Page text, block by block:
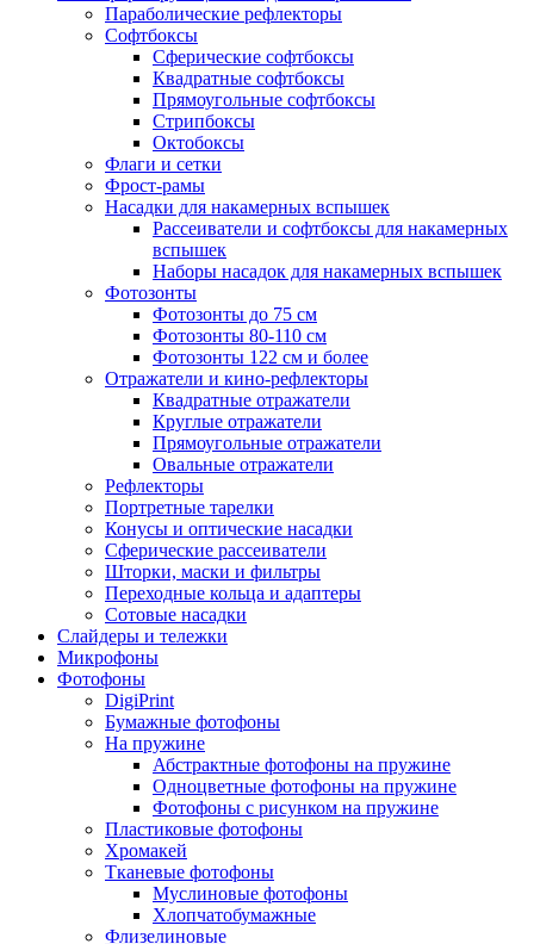
Параболические рефлекторы
Софтбоксы
Сферические софтбоксы
Квадратные софтбоксы
Прямоугольные софтбоксы
Стрипбоксы
Октобоксы
Флаги и сетки
Фрост-рамы
Насадки для накамерных вспышек
Рассеиватели и софтбоксы для накамерных
вспышек
Наборы насадок для накамерных вспышек
Фотозонты
Фотозонты до 75 см
Фотозонты 80-110 см
Фотозонты 122 см и более
Отражатели и кино-рефлекторы
Квадратные отражатели
Круглые отражатели
Прямоугольные отражатели
Овальные отражатели
Рефлекторы
Портретные тарелки
Конусы и оптические насадки
Сферические рассеиватели
Шторки, маски и фильтры
Переходные кольца и адаптеры
Сотовые насадки
Слайдеры и тележки
Микрофоны
Фотофоны
DigiPrint
Бумажные фотофоны
На пружине
Абстрактные фотофоны на пружине
Одноцветные фотофоны на пружине
Фотофоны с рисунком на пружине
Пластиковые фотофоны
Хромакей
Тканевые фотофоны
Муслиновые фотофоны
Хлопчатобумажные
Флизелиновые